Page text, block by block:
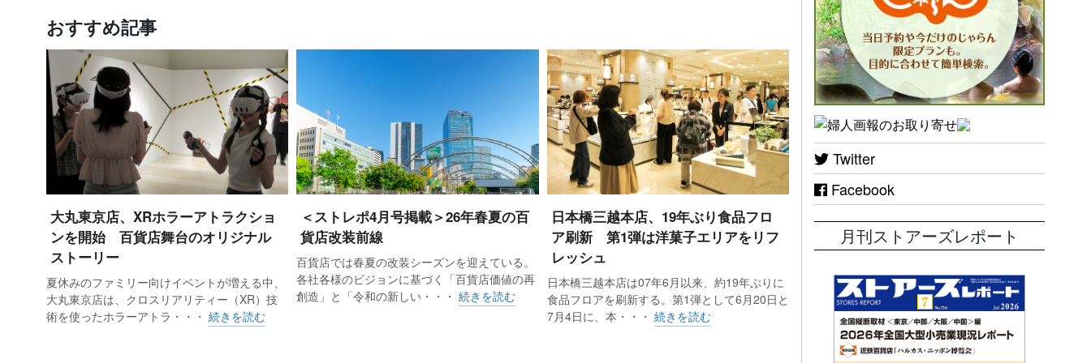
おすすめ記事
大丸東京店、XRホラーアトラクショ
ンを開始 百貨店舞台のオリジナル
ストーリー
夏休みのファミリー向けイベントが増える中、
大丸東京店は、クロスリアリティー（XR）技
術を使ったホラーアトラ・・・ 続きを読む
＜ストレポ4月号掲載＞26年春夏の百
貨店改装前線
百貨店では春夏の改装シーズンを迎えている。
各社各様のビジョンに基づく「百貨店価値の再
創造」と「令和の新しい・・・続きを読む
日本橋三越本店、19年ぶり食品フロ
ア刷新 第1弾は洋菓子エリアをリフ
レッシュ
日本橋三越本店は07年6月以来、約19年ぶりに
食品フロアを刷新する。第1弾として6月20日と
7月4日に、本・・・ 続きを読む
Twitter
Facebook
月刊ストアーズレポート